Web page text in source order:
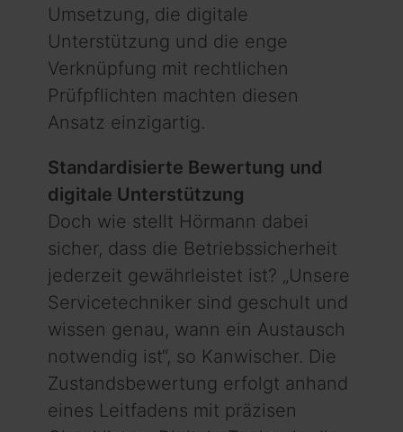
Umsetzung, die digitale
Unterstützung und die enge
Verknüpfung mit rechtlichen
Prüfpflichten machten diesen
Ansatz einzigartig.
Standardisierte Bewertung und
digitale Unterstützung
Doch wie stellt Hörmann dabei
sicher, dass die Betriebssicherheit
jederzeit gewährleistet ist? „Unsere
Service­techniker sind geschult und
wissen genau, wann ein Austausch
notwendig ist“, so Kanwischer. Die
Zustands­be­­­wert­ung erfolgt anhand
eines Leit­fadens mit präzisen